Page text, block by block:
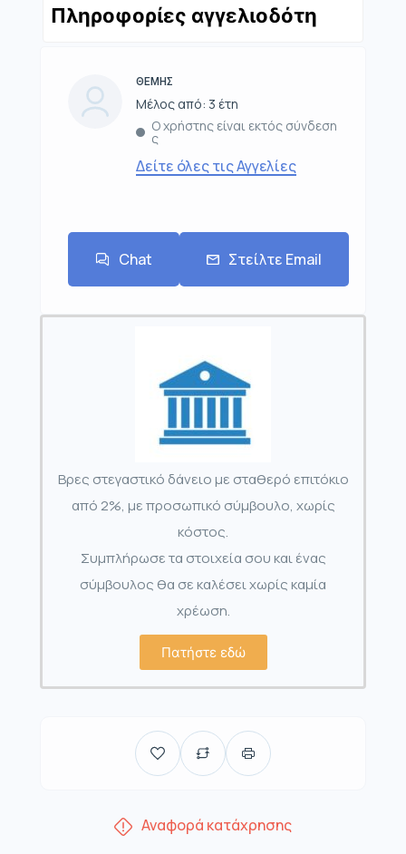
Πληροφορίες αγγελιοδότη
ΘΕΜΗΣ
Μέλος από: 3 έτη
Ο χρήστης είναι εκτός σύνδεση
ς
Δείτε όλες τις Αγγελίες
Chat Στείλτε Email
Βρες στεγαστικό δάνειο με σταθερό επιτόκιο
από 2%, με προσωπικό σύμβουλο, χωρίς
κόστος.
Συμπλήρωσε τα στοιχεία σου και ένας
σύμβουλος θα σε καλέσει χωρίς καμία
χρέωση.
Πατήστε εδώ
Αναφορά κατάχρησης